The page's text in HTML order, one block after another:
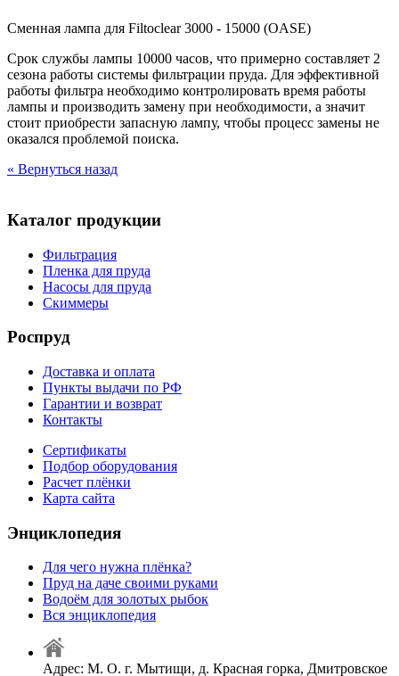
Сменная лампа для Filtoclear 3000 - 15000 (OASE)
Срок службы лампы 10000 часов, что примерно составляет 2
сезона работы системы фильтрации пруда. Для эффективной
работы фильтра необходимо контролировать время работы
лампы и производить замену при необходимости, а значит
стоит приобрести запасную лампу, чтобы процесс замены не
оказался проблемой поиска.
« Вернуться назад
Каталог продукции
Фильтрация
Пленка для пруда
Насосы для пруда
Скиммеры
Роспруд
Доставка и оплата
Пункты выдачи по РФ
Гарантии и возврат
Контакты
Сертификаты
Подбор оборудования
Расчет плёнки
Карта сайта
Энциклопедия
Для чего нужна плёнка?
Пруд на даче своими руками
Водоём для золотых рыбок
Вся энциклопедия
Адрес: М. О. г. Мытищи, д. Красная горка, Дмитровское